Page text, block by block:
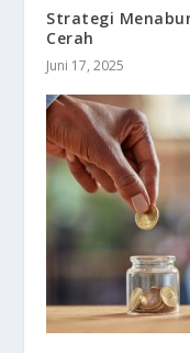
Strategi
Cerah
Juni 17, 2025